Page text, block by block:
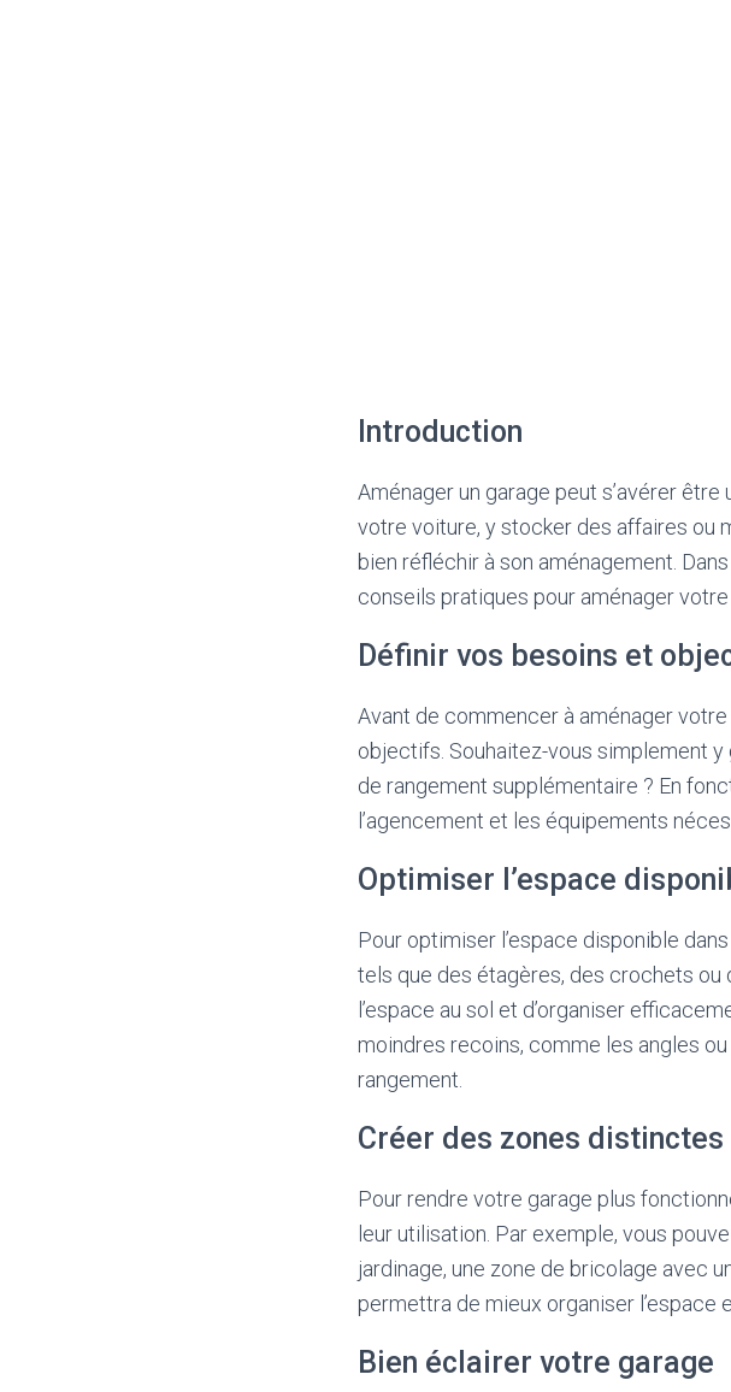
Introduction
Aménager un garage peut s’avérer
votre voiture, y stocker des affaires ou
bien réfléchir à son aménagement.
conseils pratiques pour aménager
Définir vos besoins et
Avant de commencer à aménager
objectifs. Souhaitez-vous simplement
de rangement supplémentaire ? En
l’agencement et les équipements
Optimiser l’espace
Pour optimiser l’espace disponible
tels que des étagères, des crochets ou
l’espace au sol et d’organiser
moindres recoins, comme les angles
rangement.
Créer des zones distinctes
Pour rendre votre garage plus
leur utilisation. Par exemple, vous
jardinage, une zone de bricolage avec
permettra de mieux organiser
Bien éclairer votre garage